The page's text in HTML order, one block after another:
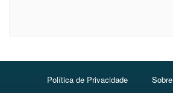
Política de Privacidade Sobre